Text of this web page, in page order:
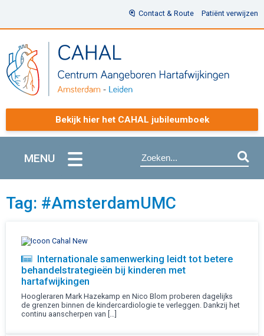
Contact & Route Patiënt verwijzen
Bekijk hier het CAHAL jubileumboek
MENU
Tag: #AmsterdamUMC
Internationale samenwerking leidt tot betere
behandelstrategieën bij kinderen met
hartafwijkingen
Hoogleraren Mark Hazekamp en Nico Blom proberen dagelijks
de grenzen binnen de kindercardiologie te verleggen. Dankzij het
continu aanscherpen van […]